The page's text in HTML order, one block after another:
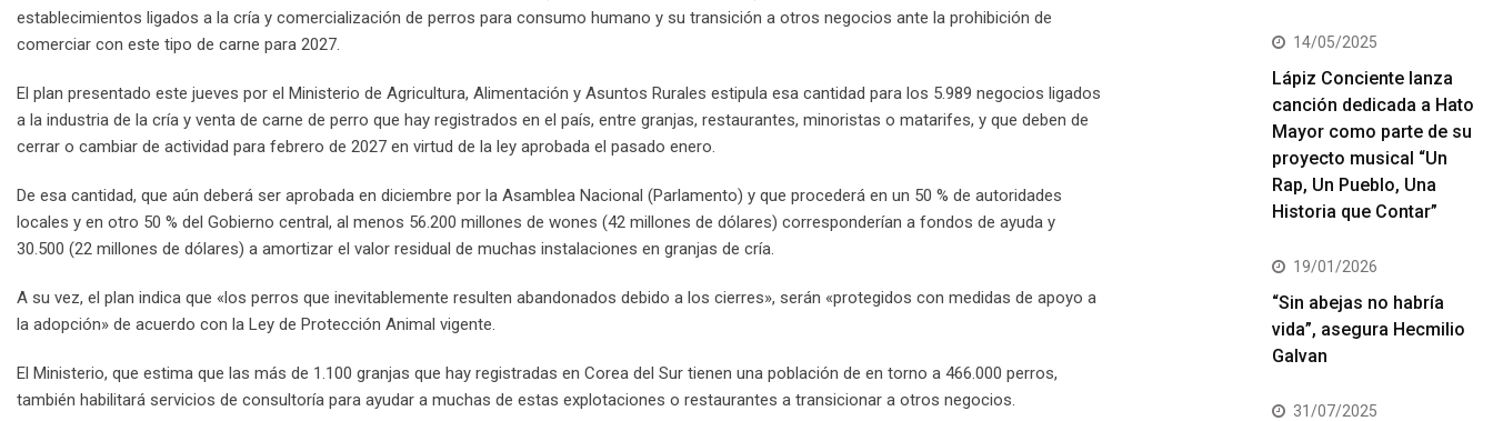
establecimientos ligados a la cría y comercialización de perros para consumo humano y su transición a otros negocios ante la prohibición de
comerciar con este tipo de carne para 2027.
El plan presentado este jueves por el Ministerio de Agricultura, Alimentación y Asuntos Rurales estipula esa cantidad para los 5.989 negocios ligados
a la industria de la cría y venta de carne de perro que hay registrados en el país, entre granjas, restaurantes, minoristas o matarifes, y que deben de
cerrar o cambiar de actividad para febrero de 2027 en virtud de la ley aprobada el pasado enero.
De esa cantidad, que aún deberá ser aprobada en diciembre por la Asamblea Nacional (Parlamento) y que procederá en un 50 % de autoridades
locales y en otro 50 % del Gobierno central, al menos 56.200 millones de wones (42 millones de dólares) corresponderían a fondos de ayuda y
30.500 (22 millones de dólares) a amortizar el valor residual de muchas instalaciones en granjas de cría.
A su vez, el plan indica que «los perros que inevitablemente resulten abandonados debido a los cierres», serán «protegidos con medidas de apoyo a
la adopción» de acuerdo con la Ley de Protección Animal vigente.
El Ministerio, que estima que las más de 1.100 granjas que hay registradas en Corea del Sur tienen una población de en torno a 466.000 perros,
también habilitará servicios de consultoría para ayudar a muchas de estas explotaciones o restaurantes a transicionar a otros negocios.
14/05/2025
Lápiz Conciente lanza
canción dedicada a Hato
Mayor como parte de su
proyecto musical “Un
Rap, Un Pueblo, Una
Historia que Contar”
19/01/2026
“Sin abejas no habría
vida”, asegura Hecmilio
Galvan
31/07/2025